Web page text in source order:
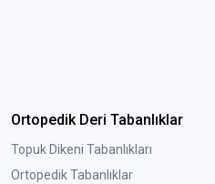
Ortopedik Deri Tabanlıklar
Topuk Dikeni Tabanlıkları
Ortopedik Tabanlıklar